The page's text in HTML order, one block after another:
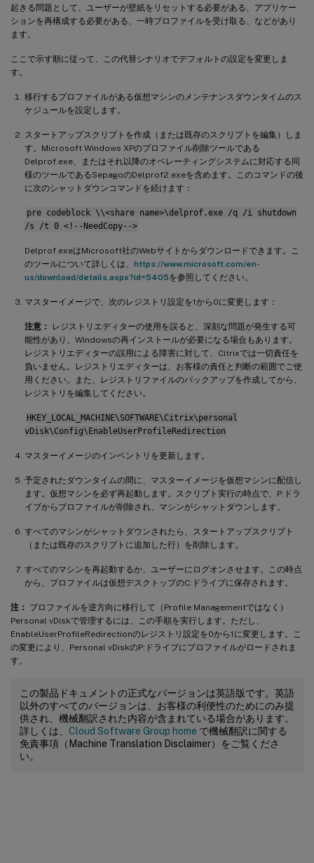
起きる問題として、ユーザーが壁紙をリセットする必要がある、アプリケー
ションを再構成する必要がある、一時プロファイルを受け取る、などがあり
ます。
ここで示す順に従って、この代替シナリオでデフォルトの設定を変更しま
す。
移行するプロファイルがある仮想マシンのメンテナンスダウンタイムのス
ケジュールを設定します。
スタートアップスクリプトを作成（または既存のスクリプトを編集）しま
す。Microsoft Windows XPのプロファイル削除ツールである
Delprof.exe、またはそれ以降のオペレーティングシステムに対応する同
様のツールであるSepagoのDelprof2.exeを含めます。このコマンドの後
に次のシャットダウンコマンドを続けます：
pre codeblock \\<share name>\delprof.exe /q /i shutdown
/s /t 0 <!--NeedCopy-->
Delprof.exeはMicrosoft社のWebサイトからダウンロードできます。こ
のツールについて詳しくは、 https://www.microsoft.com/en-
us/download/details.aspx?id=5405を参照してください。
マスターイメージで、次のレジストリ設定を1から0に変更します：
注意：
レジストリエディターの使用を誤ると、深刻な問題が発生する可
能性があり、Windowsの再インストールが必要になる場合もあります。
レジストリエディターの誤用による障害に対して、Citrixでは一切責任を
負いません。レジストリエディターは、お客様の責任と判断の範囲でご使
用ください。また、レジストリファイルのバックアップを作成してから、
レジストリを編集してください。
HKEY_LOCAL_MACHINE\SOFTWARE\Citrix\personal
vDisk\Config\EnableUserProfileRedirection
マスターイメージのインベントリを更新します。
予定されたダウンタイムの間に、マスターイメージを仮想マシンに配信し
ます。仮想マシンを必ず再起動します。スクリプト実行の時点で、P:ドラ
イブからプロファイルが削除され、マシンがシャットダウンします。
すべてのマシンがシャットダウンされたら、スタートアップスクリプト
（または既存のスクリプトに追加した行）を削除します。
すべてのマシンを再起動するか、ユーザーにログオンさせます。この時点
から、プロファイルは仮想デスクトップのC:ドライブに保存されます。
注：
プロファイルを逆方向に移行して（Profile Managementではなく）
Personal vDiskで管理するには、この手順を実行します。ただし、
EnableUserProfileRedirectionのレジストリ設定を0から1に変更します。こ
の変更により、Personal vDiskのP:ドライブにプロファイルがロードされま
す。
この製品ドキュメントの正式なバージョンは英語版です。英語
以外のすべてのバージョンは、お客様の利便性のためにのみ提
供され、機械翻訳された内容が含まれている場合があります。
詳しくは、 Cloud Software Group home で機械翻訳に関する
免責事項（Machine Translation Disclaimer）をご覧くださ
い。